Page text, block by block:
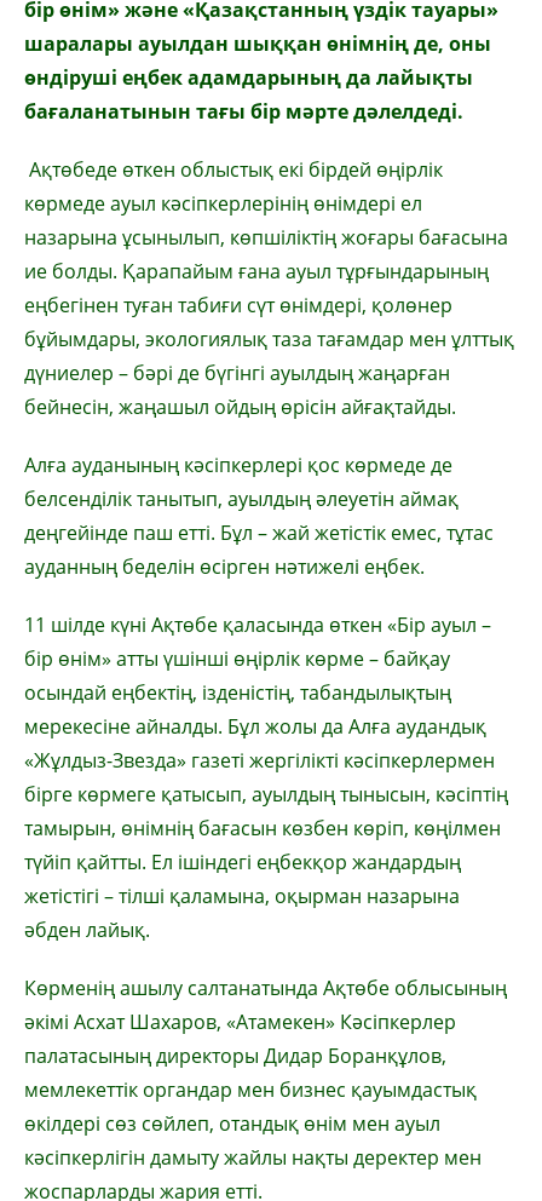
бір өнім» және «Қазақстанның үздік тауары»
шаралары ауылдан шыққан өнімнің де, оны
өндіруші еңбек адамдарының да лайықты
бағаланатынын тағы бір мәрте дәлелдеді.
Ақтөбеде өткен облыстық екі бірдей өңірлік
көрмеде ауыл кәсіпкерлерінің өнімдері ел
назарына ұсынылып, көпшіліктің жоғары бағасына
ие болды. Қарапайым ғана ауыл тұрғындарының
еңбегінен туған табиғи сүт өнімдері, қолөнер
бұйымдары, экологиялық таза тағамдар мен ұлттық
дүниелер – бәрі де бүгінгі ауылдың жаңарған
бейнесін, жаңашыл ойдың өрісін айғақтайды.
Алға ауданының кәсіпкерлері қос көрмеде де
белсенділік танытып, ауылдың әлеуетін аймақ
деңгейінде паш етті. Бұл – жай жетістік емес, тұтас
ауданның беделін өсірген нәтижелі еңбек.
11 шілде күні Ақтөбе қаласында өткен «Бір ауыл –
бір өнім» атты үшінші өңірлік көрме – байқау
осындай еңбектің, ізденістің, табандылықтың
мерекесіне айналды. Бұл жолы да Алға аудандық
«Жұлдыз-Звезда» газеті жергілікті кәсіпкерлермен
бірге көрмеге қатысып, ауылдың тынысын, кәсіптің
тамырын, өнімнің бағасын көзбен көріп, көңілмен
түйіп қайтты. Ел ішіндегі еңбекқор жандардың
жетістігі – тілші қаламына, оқырман назарына
әбден лайық.
Көрменің ашылу салтанатында Ақтөбе облысының
әкімі Асхат Шахаров, «Атамекен» Кәсіпкерлер
палатасының директоры Дидар Боранқұлов,
мемлекеттік органдар мен бизнес қауымдастық
өкілдері сөз сөйлеп, отандық өнім мен ауыл
кәсіпкерлігін дамыту жайлы нақты деректер мен
жоспарларды жария етті.